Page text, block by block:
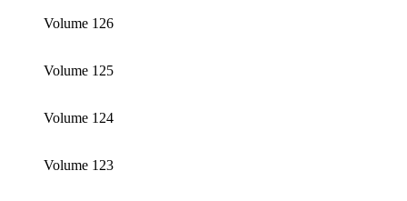
Volume 126
Volume 125
Volume 124
Volume 123